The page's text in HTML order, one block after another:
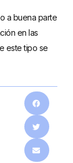
a buena parte
en las
este tipo se